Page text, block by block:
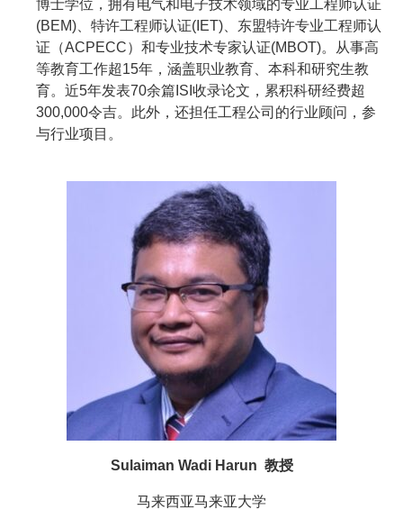
博士学位，拥有电气和电子技术领域的专业工程师认证
(BEM)、特许工程师认证(IET)、东盟特许专业工程师认
证（ACPECC）和专业技术专家认证(MBOT)。从事高
等教育工作超15年，涵盖职业教育、本科和研究生教
育。近5年发表70余篇ISI收录论文，累积科研经费超
300,000令吉。此外，还担任工程公司的行业顾问，参
与行业项目。
Sulaiman Wadi Harun 教授
马来西亚马来亚大学